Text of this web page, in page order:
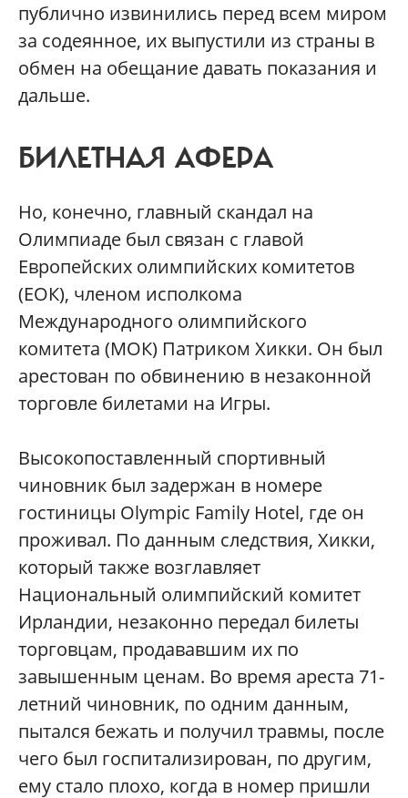
публично извинились перед всем миром
за содеянное, их выпустили из страны в
обмен на обещание давать показания и
дальше.
БИЛЕТНАЯ АФЕРА
Но, конечно, главный скандал на
Олимпиаде был связан с главой
Европейских олимпийских комитетов
(ЕОК), членом исполкома
Международного олимпийского
комитета (МОК) Патриком Хикки. Он был
арестован по обвинению в незаконной
торговле билетами на Игры.
Высокопоставленный спортивный
чиновник был задержан в номере
гостиницы Olympic Family Hotel, где он
проживал. По данным следствия, Хикки,
который также возглавляет
Национальный олимпийский комитет
Ирландии, незаконно передал билеты
торговцам, продававшим их по
завышенным ценам. Во время ареста 71-
летний чиновник, по одним данным,
пытался бежать и получил травмы, после
чего был госпитализирован, по другим,
ему стало плохо, когда в номер пришли